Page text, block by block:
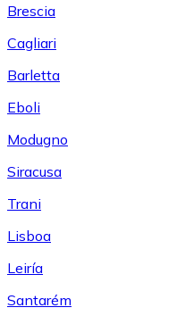
Brescia
Cagliari
Barletta
Eboli
Modugno
Siracusa
Trani
Lisboa
Leiría
Santarém